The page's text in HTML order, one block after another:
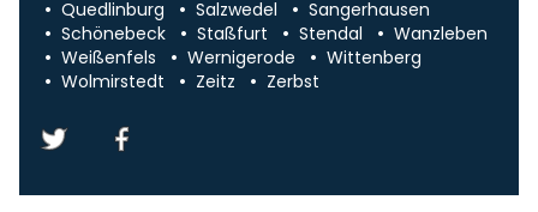
Quedlinburg
Salzwedel
Sangerhausen
Schönebeck
Staßfurt Stendal
Wanzleben
Weißenfels
Wernigerode
Wittenberg
Wolmirstedt
Zeitz Zerbst